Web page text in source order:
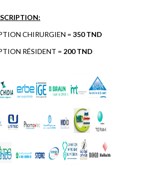
CHIRURGIEN = 350 TND
RÉSIDENT = 200 TND